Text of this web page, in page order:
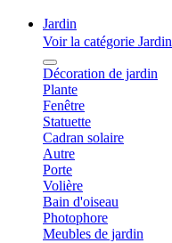
Jardin
Voir la catégorie Jardin
Décoration de jardin
Plante
Fenêtre
Statuette
Cadran solaire
Autre
Porte
Volière
Bain d'oiseau
Photophore
Meubles de jardin